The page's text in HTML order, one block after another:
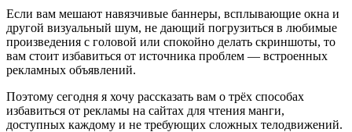
Если вам мешают навязчивые баннеры, всплывающие окна и
другой визуальный шум, не дающий погрузиться в любимые
произведения с головой или спокойно делать скриншоты, то
вам стоит избавиться от источника проблем — встроенных
рекламных объявлений.
Поэтому сегодня я хочу рассказать вам о трёх способах
избавиться от рекламы на сайтах для чтения манги,
доступных каждому и не требующих сложных телодвижений.